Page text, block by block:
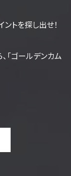
トを探し出せ！
「ゴールデンカム